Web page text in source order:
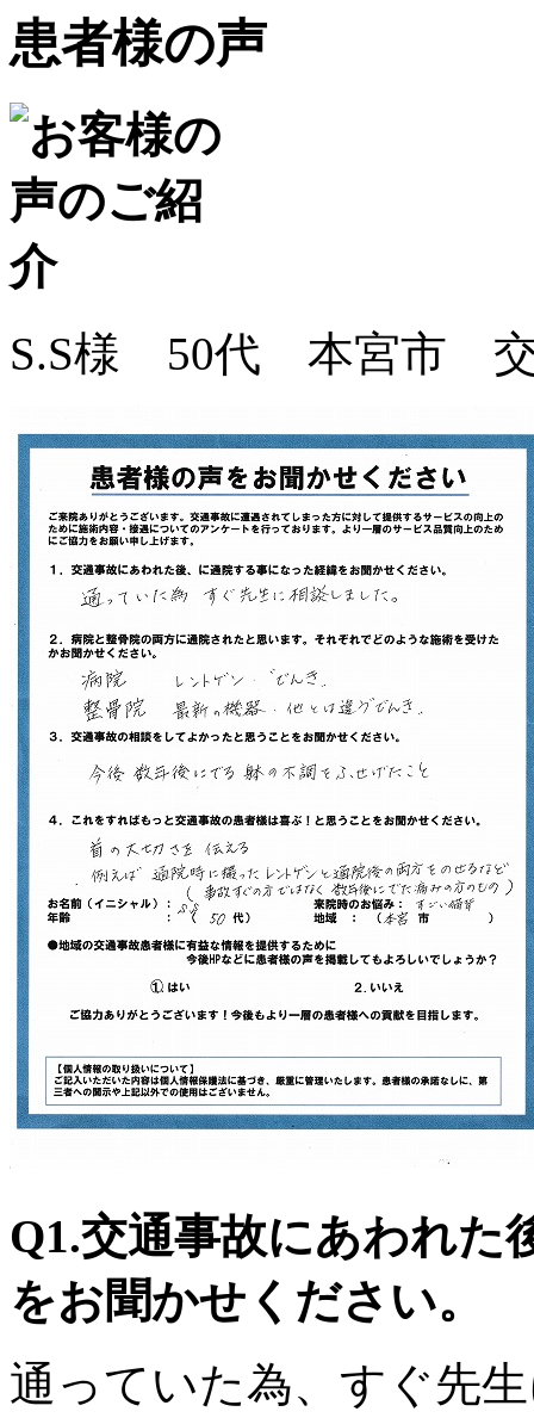
患者様の声
S.S様 50代 本宮市 交
Q1.交通事故にあわれた
をお聞かせください。
通っていた為、すぐ先